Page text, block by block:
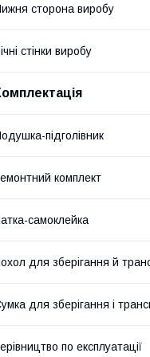
сторона виробу
стінки виробу
підголівник
комплект
самоклейка
для зберігання й
для зберігання і
по експлуатації